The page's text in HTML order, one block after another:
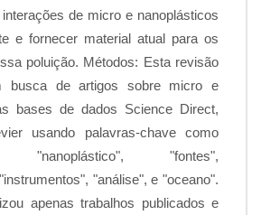
de micro e nanoplásticos
e fornecer material atual para os
poluição. Métodos: Esta revisão
busca de artigos sobre micro e
bases de dados Science Direct,
usando palavras-chave como
"nanoplástico", "fontes",
"análise", e "oceano".
apenas trabalhos publicados e